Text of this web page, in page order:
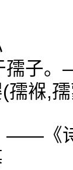
孺子。
孺褓,
——《